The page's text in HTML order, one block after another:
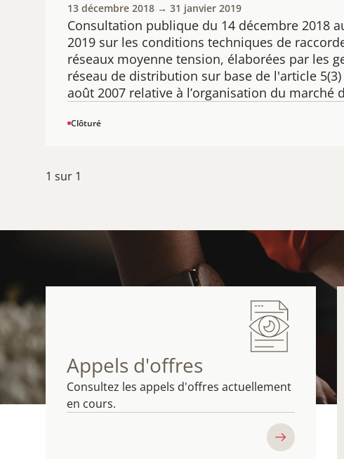
Consultation publique du 14 décembre 2018
2019 ​sur les conditions techniques de
réseaux moyenne tension, élaborées par les
réseau de distribution ​sur base de l'article
août 2007 relative à l’organisation du marché
13 décembre 2018 → 31 janvier 2019
Clôturé
1 sur 1
Appels d'offres
Consultez les appels d'offres actuellement
en cours.